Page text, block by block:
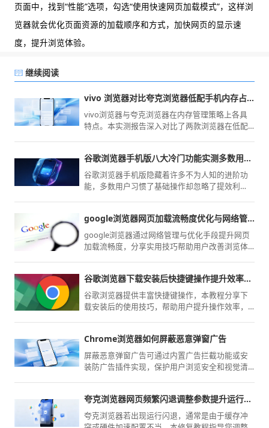
页面中，找到“性能”选项，勾选“使用快速网页加载模式”，这样浏
览器就会优化页面资源的加载顺序和方式，加快网页的显示速
度，提升浏览体验。
继续阅读
vivo 浏览器对比夸克浏览器低配手机内存占用实测
vivo浏览器与夸克浏览器在内存管理策略上各具
特点。本实测报告深入对比了两款浏览器在低配
资源的上网方案。
谷歌浏览器手机版八大冷门功能实测多数用户从未开启
谷歌浏览器手机版隐藏着许多不为人知的进阶功
能，多数用户习惯了基础操作却忽略了提效利
跃升。
google浏览器网页加载流畅度优化与网络管理技巧
google浏览器通过网络管理与优化手段提升网页
加载流畅度，分享实用技巧帮助用户改善浏览体
谷歌浏览器下载安装后快捷键操作提升效率技巧
谷歌浏览器提供丰富快捷键操作，本教程分享下
载安装后的使用技巧，帮助用户提升操作效率，
Chrome浏览器如何屏蔽恶意弹窗广告
屏蔽恶意弹窗广告可通过内置广告拦截功能或安
装防广告插件实现，保护用户浏览安全和视觉清
夸克浏览器网页频繁闪退调整参数提升运行稳定性
夸克浏览器若出现运行闪退，通常是由于缓存冲